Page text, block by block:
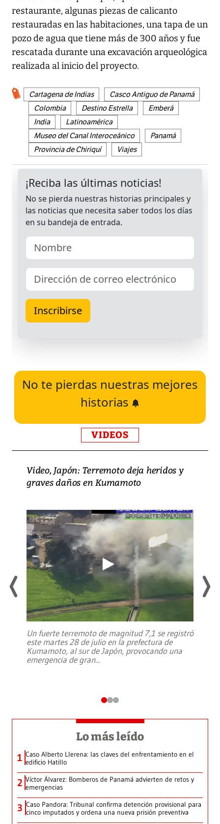
restaurante, algunas piezas de calicanto
restauradas en las habitaciones, una tapa de un
pozo de agua que tiene más de 300 años y fue
rescatada durante una excavación arqueológica
realizada al inicio del proyecto.
Cartagena de Indias
Casco Antiguo de Panamá
Colombia
Destino Estrella
Emberá
India
Latinoamérica
Museo del Canal Interoceánico
Panamá
Provincia de Chiriquí
Viajes
No te pierdas nuestras mejores
historias
VIDEOS
Video, Japón: Terremoto deja heridos y
graves daños en Kumamoto
Un fuerte terremoto de magnitud 7,1 se registró
este martes 28 de julio en la prefectura de
Kumamoto, al sur de Japón, provocando una
emergencia de gran...
Lo más leído
1 Caso Alberto Llerena: las claves del enfrentamiento en el
edificio Hatillo
2 Víctor Álvarez: Bomberos de Panamá advierten de retos y
emergencias
3 Caso Pandora: Tribunal confirma detención provisional para
cinco imputados y ordena una nueva prisión preventiva